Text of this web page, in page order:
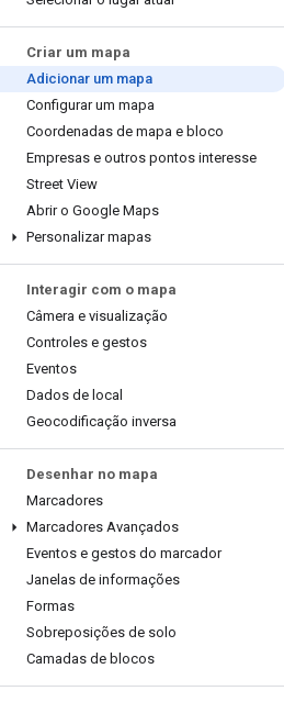
Criar um mapa
Adicionar um mapa
Configurar um mapa
Coordenadas de mapa e bloco
Empresas e outros pontos interesse
Street View
Abrir o Google Maps
Personalizar mapas
Interagir com o mapa
Câmera e visualização
Controles e gestos
Eventos
Dados de local
Geocodificação inversa
Desenhar no mapa
Marcadores
Marcadores Avançados
Eventos e gestos do marcador
Janelas de informações
Formas
Sobreposições de solo
Camadas de blocos